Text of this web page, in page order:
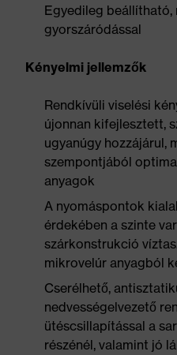
Egyedileg beállítható,
gyorszáródással
Kényelmi jellemzők
Rendkívüli viselési
újonnan kifejlesztett,
ugyanúgy hozzájárul,
szempontjából
anyagok
A nyomáspontok
érdekében a szinte
szárkonstrukció
mikrovelúr anyagból
Cserélhető,
nedvességelvezető
ütéscsillapítással a
részénél, valamint jó